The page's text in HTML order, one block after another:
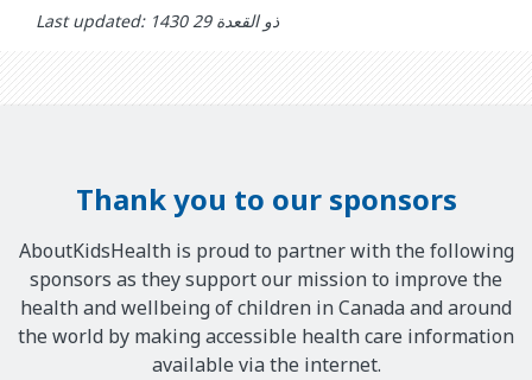
Last updated: ذو القعدة 29 1430
Thank you to our sponsors
AboutKidsHealth is proud to partner with the following
sponsors as they support our mission to improve the
health and wellbeing of children in Canada and around
the world by making accessible health care information
available via the internet.